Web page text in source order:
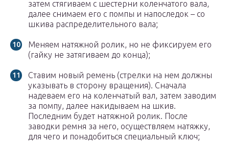
затем стягиваем с шестерни коленчатого вала,
далее снимаем его с помпы и напоследок – со
шкива распределительного вала;
Меняем натяжной ролик, но не фиксируем его
(гайку не затягиваем до конца);
Ставим новый ремень (стрелки на нем должны
указывать в сторону вращения). Сначала
надеваем его на коленчатый вал, затем заводим
за помпу, далее накидываем на шкив.
Последним будет натяжной ролик. После
заводки ремня за него, осуществляем натяжку,
для чего и понадобиться специальный ключ;